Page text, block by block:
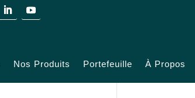
Nos Produits Portefeuille À Propos